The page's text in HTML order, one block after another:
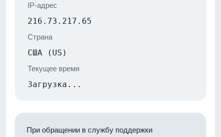
IP-адрес
216.73.217.65
Страна
США (US)
Текущее время
Загрузка...
При обращении в службу поддержки